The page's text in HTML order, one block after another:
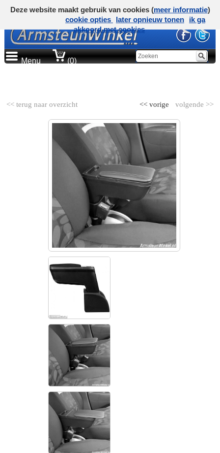
Menu (0)
<< terug naar overzicht volgende >>
<< vorige
Deze website maakt gebruik van cookies (meer informatie)
cookie opties
later opnieuw tonen
ik ga
akkoord met cookies